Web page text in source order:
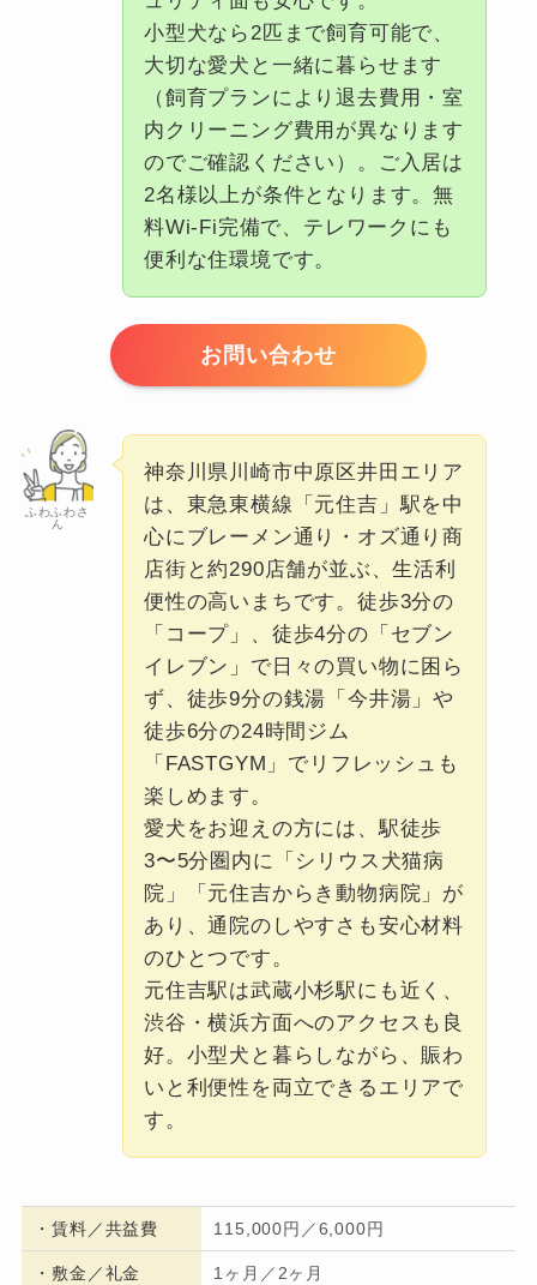
小型犬なら2匹まで飼育可能で、
大切な愛犬と一緒に暮らせます
（飼育プランにより退去費用・室
内クリーニング費用が異なります
のでご確認ください）。ご入居は
2名様以上が条件となります。無
料Wi-Fi完備で、テレワークにも
便利な住環境です。
お問い合わせ
ふわふわさ
ん
神奈川県川崎市中原区井田エリア
は、東急東横線「元住吉」駅を中
心にブレーメン通り・オズ通り商
店街と約290店舗が並ぶ、生活利
便性の高いまちです。徒歩3分の
「コープ」、徒歩4分の「セブン
イレブン」で日々の買い物に困ら
ず、徒歩9分の銭湯「今井湯」や
徒歩6分の24時間ジム
「FASTGYM」でリフレッシュも
楽しめます。
愛犬をお迎えの方には、駅徒歩
3〜5分圏内に「シリウス犬猫病
院」「元住吉からき動物病院」が
あり、通院のしやすさも安心材料
のひとつです。
元住吉駅は武蔵小杉駅にも近く、
渋谷・横浜方面へのアクセスも良
好。小型犬と暮らしながら、賑わ
いと利便性を両立できるエリアで
す。
・賃料／共益費 115,000円／6,000円
・ 敷金／礼金 1ヶ月／2ヶ月